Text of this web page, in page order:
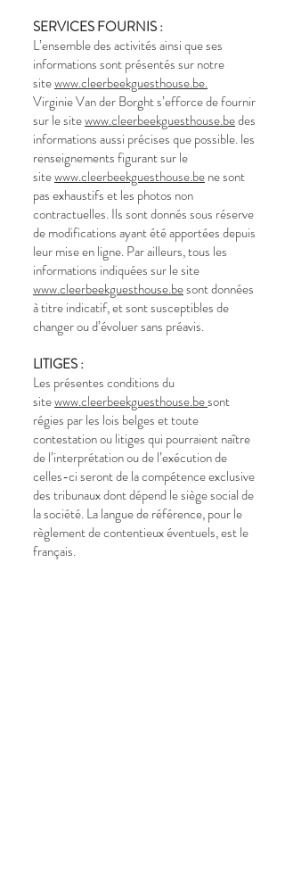
SERVICES FOURNIS :
L’ensemble des activités ainsi que ses
informations sont présentés sur notre
sitewww.cleerbeekguesthouse.be.
Virginie Van der Borght s’efforce de fournir
sur le sitewww.cleerbeekguesthouse.bedes
informations aussi précises que possible. les
renseignements figurant sur le
sitewww.cleerbeekguesthouse.bene sont
pas exhaustifs et les photos non
contractuelles. Ils sont donnés sous réserve
de modifications ayant été apportées depuis
leur mise en ligne. Par ailleurs, tous les
informations indiquées sur le site
www.cleerbeekguesthouse.besont données
à titre indicatif, et sont susceptibles de
changer ou d’évoluer sans préavis.
LITIGES :
Les présentes conditions du
sitewww.cleerbeekguesthouse.besont
régies par les lois belges et toute
contestation ou litiges qui pourraient naître
de l’interprétation ou de l’exécution de
celles-ci seront de la compétence exclusive
des tribunaux dont dépend le siège social de
la société. La langue de référence, pour le
règlement de contentieux éventuels, est le
français.